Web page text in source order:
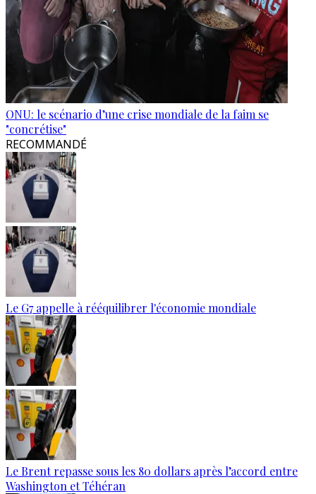
ONU: le scénario d’une crise mondiale de la faim se
"concrétise"
RECOMMANDÉ
Le G7 appelle à rééquilibrer l'économie mondiale
Le Brent repasse sous les 80 dollars après l’accord entre
Washington et Téhéran